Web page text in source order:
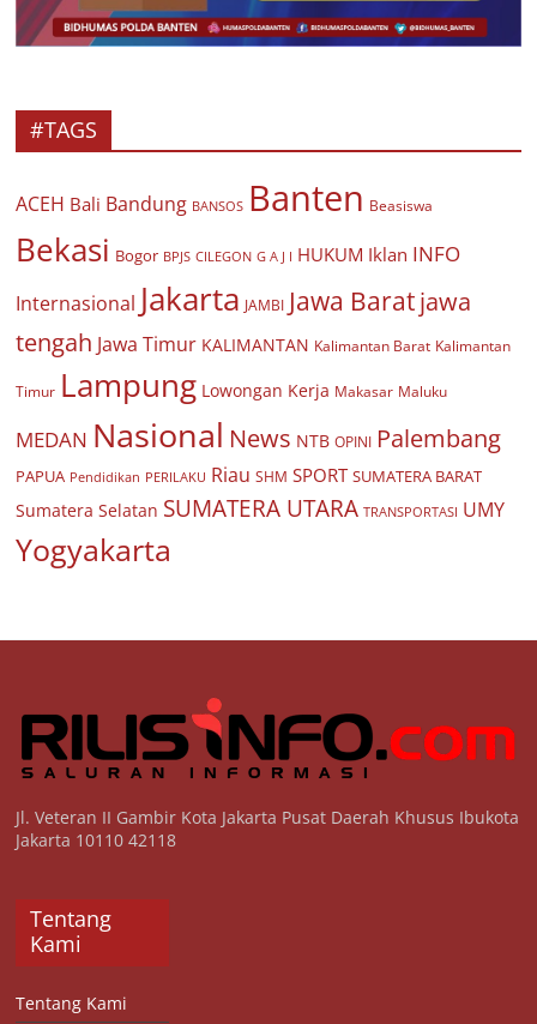
#TAGS
ACEH Bali Bandung BANSOS Banten Beasiswa
Bekasi Bogor BPJS CILEGON G A J I HUKUM Iklan INFO
Internasional Jakarta JAMBI Jawa Baratjawa
tengah Jawa Timur KALIMANTAN Kalimantan Barat Kalimantan
Timur Lampung Lowongan Kerja Makasar Maluku
MEDAN Nasional News NTB OPINI Palembang
PAPUA Pendidikan PERILAKU Riau SHM SPORT SUMATERA BARAT
Sumatera Selatan SUMATERA UTARA TRANSPORTASI UMY
Yogyakarta
Jl. Veteran II Gambir Kota Jakarta Pusat Daerah Khusus Ibukota
Jakarta 10110 42118
Tentang
Kami
Tentang Kami